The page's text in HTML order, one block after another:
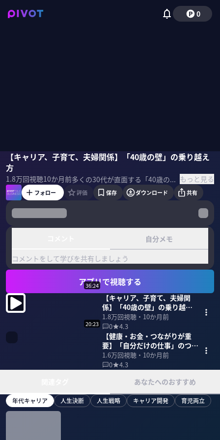
0
【キャリア、子育て、夫婦関係】「40歳の壁」の乗り越え
方
1.8万回視聴10か月前 多くの30代が直面する「40歳の壁」。キャリア、子育て、夫婦関係など様々な点で生き方の見直しを求められる30代において、40歳以降の人生戦略をどのように考えていけば良いのか？キャリア論に詳しい尾石晴氏に聞いた。 ＜ゲスト＞ 尾石晴｜起業家 大学卒業後、外資系メーカーに16年勤務。2020年に退職し独立。2年間のサバティカルタイムを経て、現在は大学院博士課程に在籍中。2013年、2016年生まれの男児2人の母。2021年よりポスパム代表。 ＜参考文献＞ 「40歳の壁」を越える人生戦略 もっと見る
尾石晴 小手森千紗
フォロー 評価 保存 ダウンロード 共有
自分メモ
コメントをして学びを共有しましょう
アプリで視聴する
36:24
【キャリア、子育て、夫婦関
係】「40歳の壁」の乗り越え
方
1.8万回視聴・ 10か月前
0
4.3
20:23
【健康・お金・つながりが重
要】「自分だけの仕事」のつく
り方
1.6万回視聴・ 10か月前
0
4.3
あなたへのおすすめ
年代キャリア 人生決断 人生戦略 キャリア開発 育児両立